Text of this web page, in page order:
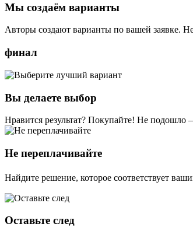
Мы создаём варианты
Авторы создают варианты по вашей заявке.
финал
Вы делаете выбор
Нравится результат? Покупайте! Не подошло
Не переплачивайте
Найдите решение, которое соответствует
Оставьте след